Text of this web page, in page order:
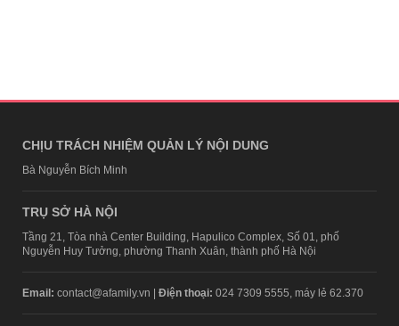
CHỊU TRÁCH NHIỆM QUẢN LÝ NỘI DUNG
Bà Nguyễn Bích Minh
TRỤ SỞ HÀ NỘI
Tầng 21, Tòa nhà Center Building, Hapulico Complex, Số 01, phố
Nguyễn Huy Tưởng, phường Thanh Xuân, thành phố Hà Nội
Email: contact@afamily.vn | Điện thoại: 024 7309 5555, máy lẻ 62.370